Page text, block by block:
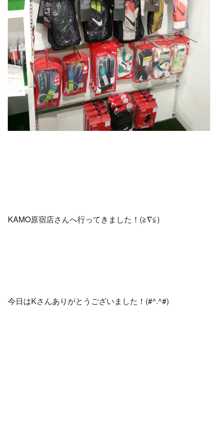
KAMO原宿店さんへ行ってきました！(≧∇≦)
今日はKさんありがとうございました！(#^.^#)